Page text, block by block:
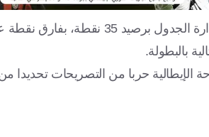
النيراتزوري يحتل صدارة
بالبطولة.
حربا من التصريحات تحديدا